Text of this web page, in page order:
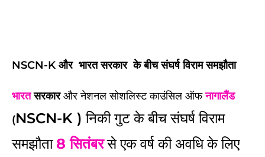
NSCN-K और भारत सरकार के बीच संघर्ष विराम समझौता
भारतसरकारऔर नेशनल सोशलिस्ट काउंसिल ऑफनागालैंड
(NSCN-K )निकी गुट के बीच संघर्ष विराम
समझौता8 सितंबरसे एक वर्ष की अवधि के लिए